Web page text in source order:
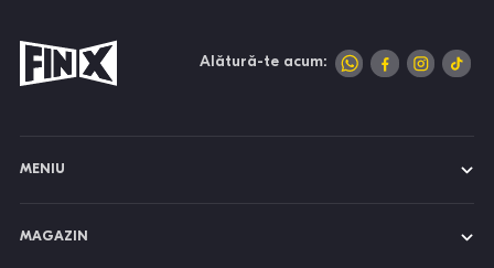
Alătură-te acum:
MENIU
MAGAZIN